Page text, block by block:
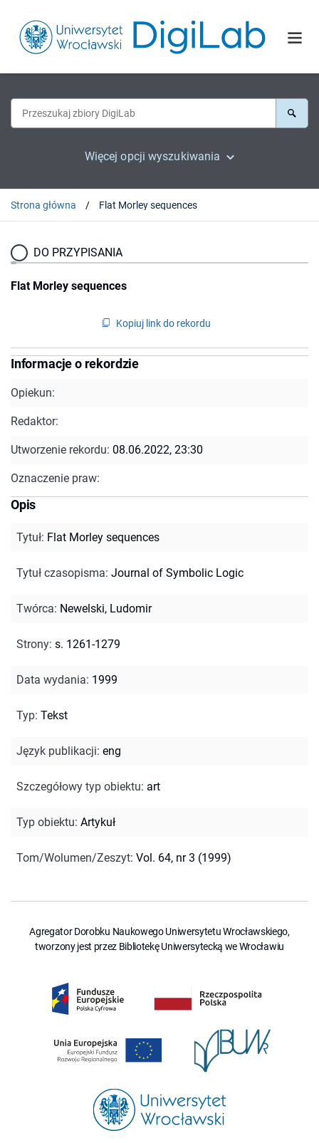
Więcej opcji wyszukiwania
Strona główna Flat Morley sequences
DO PRZYPISANIA
Flat Morley sequences
Kopiuj link do rekordu
Informacje o rekordzie
Opiekun:
Redaktor:
Utworzenie rekordu: 08.06.2022, 23:30
Oznaczenie praw:
Opis
Tytuł: Flat Morley sequences
Tytuł czasopisma: Journal of Symbolic Logic
Twórca: Newelski, Ludomir
Strony: s. 1261-1279
Data wydania: 1999
Typ: Tekst
Język publikacji: eng
Szczegółowy typ obiektu: art
Typ obiektu: Artykuł
Tom/Wolumen/Zeszyt: Vol. 64, nr 3 (1999)
Agregator Dorobku Naukowego Uniwersytetu Wrocławskiego,
tworzony jest przez Bibliotekę Uniwersytecką we Wrocławiu